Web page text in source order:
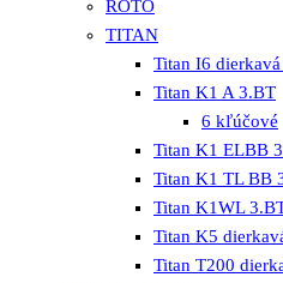
ROTO
TITAN
Titan I6
Titan K1 A 3.BT
6 kľúčové
Titan K1 ELBB
Titan K1 TL BB
Titan K1WL
Titan K5
Titan T200